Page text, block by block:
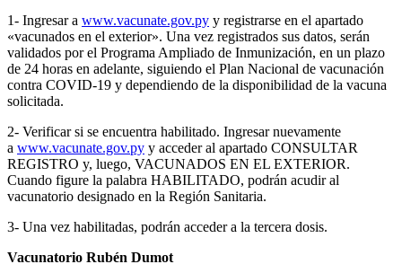
1- Ingresar a www.vacunate.gov.py y registrarse en el apartado
«vacunados en el exterior». Una vez registrados sus datos, serán
validados por el Programa Ampliado de Inmunización, en un plazo
de 24 horas en adelante, siguiendo el Plan Nacional de vacunación
contra COVID-19 y dependiendo de la disponibilidad de la vacuna
solicitada.
2- Verificar si se encuentra habilitado. Ingresar nuevamente
a www.vacunate.gov.py y acceder al apartado CONSULTAR
REGISTRO y, luego, VACUNADOS EN EL EXTERIOR.
Cuando figure la palabra HABILITADO, podrán acudir al
vacunatorio designado en la Región Sanitaria.
3- Una vez habilitadas, podrán acceder a la tercera dosis.
Vacunatorio Rubén Dumot